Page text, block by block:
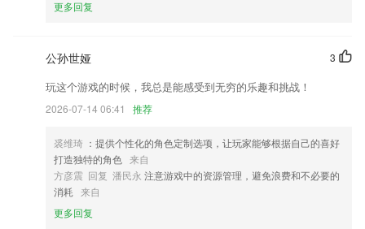
更多回复
3
公孙世娅
玩这个游戏的时候，我总是能感受到无穷的乐趣和挑战！
2026-07-14 06:41 推荐
裘维琦 ：提供个性化的角色定制选项，让玩家能够根据自己的喜好
打造独特的角色 来自
方彦震 回复 潘民永 注意游戏中的资源管理，避免浪费和不必要的
消耗 来自
更多回复